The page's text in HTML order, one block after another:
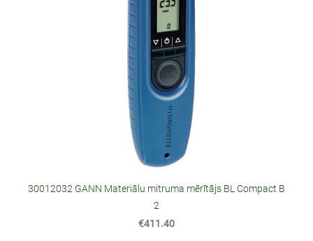
30012032 GANN Materiālu mitruma mērītājs BL Compact B
2
€411.40